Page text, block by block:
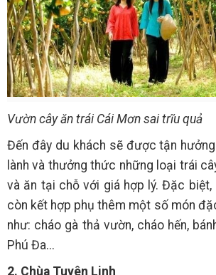
Vườn cây ăn trái Cái Mơn sai trĩu quả
Đến đây du khách sẽ được tận
lành và thưởng thức những loại trái
và ăn tại chỗ với giá hợp lý. Đặc
còn kết hợp phụ thêm một số món
như: cháo gà thả vườn, cháo hến,
Phú Đa...
2. Chùa Tuyên Linh